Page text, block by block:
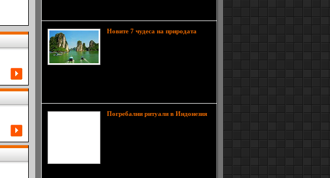
Новите 7 чудеса на природата
Погребални ритуали в Индонезия